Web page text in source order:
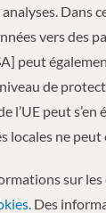
– HODans
vers des
peut
de
l’UE peut s’en
locales ne peut
sur
Des